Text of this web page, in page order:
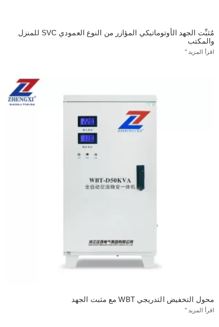
مُثبِّت الجهد الأوتوماتيكي المؤازر من النوع العمودي SVC للمنزل
والمكتب
اقرأ المزيد "
محول التخفيض التدريجي WBT مع مثبت الجهد
اقرأ المزيد "